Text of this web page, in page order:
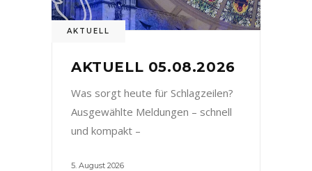
AKTUELL
AKTUELL 05.08.2026
Was sorgt heute für Schlagzeilen?
Ausgewählte Meldungen – schnell
und kompakt –
5. August 2026